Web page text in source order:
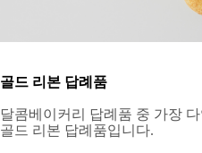
골드 리본 답례품
달콤베이커리 답례품 중 가장
골드 리본 답례품입니다.